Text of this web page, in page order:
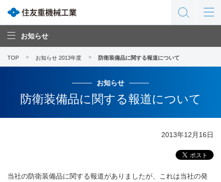
お知らせ
TOP お知らせ 2013年度 防衛装備品に関する報道について
お知らせ
防衛装備品に関する報道について
2013年12月16日
当社の防衛装備品に関する報道がありましたが、これは当社の発